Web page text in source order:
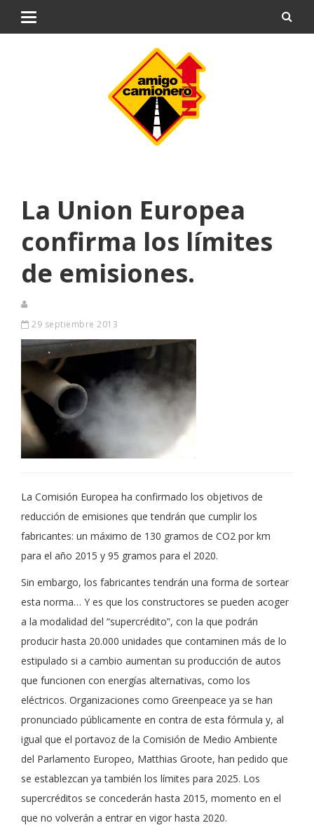
La Union Europea
confirma los límites
de emisiones.
29 septiembre 2013
La Comisión Europea ha confirmado los objetivos de
reducción de emisiones que tendrán que cumplir los
fabricantes: un máximo de 130 gramos de CO2 por km
para el año 2015 y 95 gramos para el 2020.
Sin embargo, los fabricantes tendrán una forma de sortear
esta norma… Y es que los constructores se pueden acoger
a la modalidad del “supercrédito”, con la que podrán
producir hasta 20.000 unidades que contaminen más de lo
estipulado si a cambio aumentan su producción de autos
que funcionen con energías alternativas, como los
eléctricos. Organizaciones como Greenpeace ya se han
pronunciado públicamente en contra de esta fórmula y, al
igual que el portavoz de la Comisión de Medio Ambiente
del Parlamento Europeo, Matthias Groote, han pedido que
se establezcan ya también los límites para 2025. Los
supercréditos se concederán hasta 2015, momento en el
que no volverán a entrar en vigor hasta 2020.